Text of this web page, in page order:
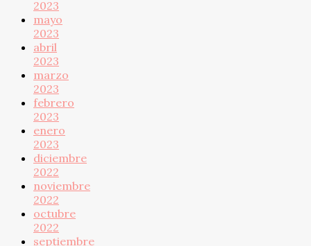
2023
mayo
2023
abril
2023
marzo
2023
febrero
2023
enero
2023
diciembre
2022
noviembre
2022
octubre
2022
septiembre